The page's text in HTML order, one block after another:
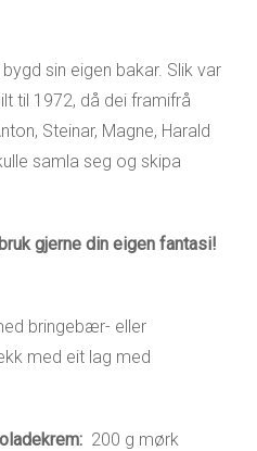
sin eigen bakar. Slik var
til 1972, då dei framifrå
Steinar, Magne, Harald
samla seg og skipa
gjerne din eigen fantasi!
bringebær- eller
med eit lag med
200 g mørk